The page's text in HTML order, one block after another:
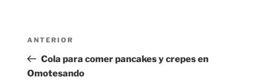
entradas
Entrada
anterior:
ANTERIOR
Cola para comer pancakes y crepes en
Omotesando